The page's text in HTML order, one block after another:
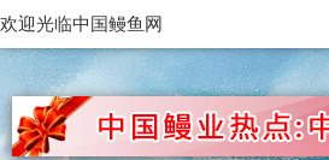
欢迎光临中国鳗鱼网